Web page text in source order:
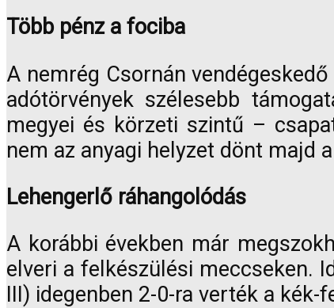
Több pénz a fociba
A nemrég Csornán
adótörvények szélesebb
megyei és körzeti szintű –
nem az anyagi helyzet dönt majd
Lehengerlő ráhangolódás
A korábbi években már
elveri a felkészülési meccseken.
III) idegenben 2-0-ra verték a kék-